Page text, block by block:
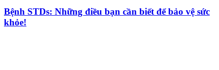
Bệnh STDs: Những điều bạn cần biết để bảo vệ sức
khỏe!